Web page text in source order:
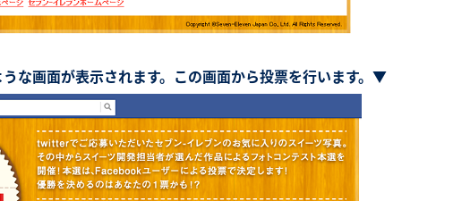
な画面が表示されます。この画面から投票を行います。▼